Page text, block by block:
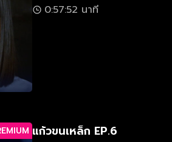
0:57:52 นาที
แก้วขนเหล็ก EP.6